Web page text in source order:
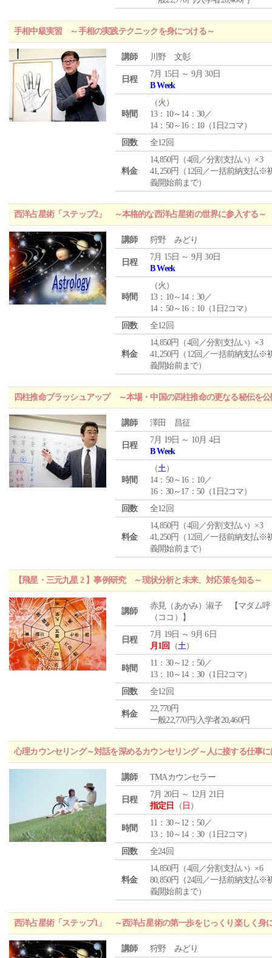
手相中級実習 ～手相の実践テクニックを身につける～
講師 川野 文彰
日程
7月 15日 ～ 9月 30日
B Week
時間
（火 ）
13：10～14：30／
14：50～16：10（1日2コマ）
回数
全12回
料金
14,850円（4回／分割支払い）×3
41,250円（12回／一括前納支払※
義開始前まで）
西洋占星術「ステップ2」 ～本格的な西洋占星術の世界に参入する～
講師 狩野 みどり
日程
7月 15日 ～ 9月 30日
B Week
時間
（火 ）
13：10～14：30／
14：50～16：10（1日2コマ）
回数
全12回
料金
14,850円（4回／分割支払い）×3
41,250円（12回／一括前納支払※
義開始前まで）
四柱推命ブラッシュアップ ～本場・中国の四柱推命の更なる秘伝を
講師 澤田 昌征
日程
7月 19日 ～ 10月 4日
B Week
時間
（土）
14：50～16：10／
16：30～17：50（1日2コマ）
回数
全12回
料金
14,850円（4回／分割支払い）×3
41,250円（12回／一括前納支払※
義開始前まで）
【飛星・三元九星 2 】事例研究 ～現状分析と未来、対応策を知る～
講師
赤見（あかみ）淑子 【マダム呼
（ココ）】
日程
7月 19日 ～ 9月 6日
月1回
（土）
時間
11：30～12：50／
13：10～14：30（1日2コマ）
回数
全12回
料金
22,770円
一般22,770円/入学者20,460円
心理カウンセリング～対話を深めるカウンセリング～人に接する仕事
講師 TMAカウンセラー
日程
7月 20日 ～ 12月 21日
指定日
（ 日 ）
時間
11：30～12：50／
13：10～14：30（1日2コマ）
回数
全24回
料金
14,850円（4回／分割支払い）×6
80,850円（24回／一括前納支払※
義開始前まで）
西洋占星術「ステップ1」 ～西洋占星術の第一歩をじっくり楽しく身
講師 狩野 みどり